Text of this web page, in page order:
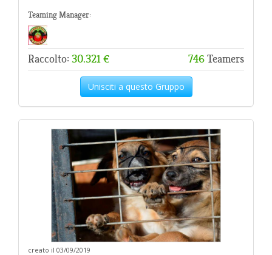
Teaming Manager:
Raccolto: 30.321 € 746Teamers
Unisciti a questo Gruppo
creato il 03/09/2019